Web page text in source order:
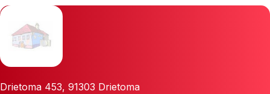
Drietoma 453, 91303 Drietoma